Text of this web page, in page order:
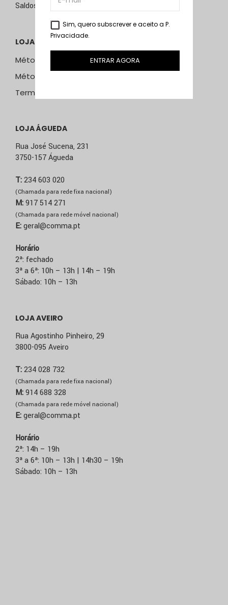
Saldos de 15 de julho a 15 de setembro de 2026
LOJA ONLINE
Métodos e Custos de Envio
Métodos de Pagamento
Termos & Condições
LOJA ÁGUEDA
Rua José Sucena, 231
3750-157 Águeda
T:234 603 020
(Chamada para rede fixa nacional)
M:917 514 271
(Chamada para rede móvel nacional)
E:geral@comma.pt
Horário
2ª: fechado
3ª a 6ª: 10h – 13h | 14h – 19h
Sábado: 10h – 13h
LOJA AVEIRO
Rua Agostinho Pinheiro, 29
3800-095 Aveiro
T:234 028 732
(Chamada para rede fixa nacional)
M:914 688 328
(Chamada para rede móvel nacional)
E:geral@comma.pt
Horário
2ª: 14h – 19h
3ª a 6ª: 10h – 13h | 14h30 – 19h
Sábado: 10h – 13h
Sim, quero subscrever e aceito a P.
Privacidade.
ENTRAR AGORA